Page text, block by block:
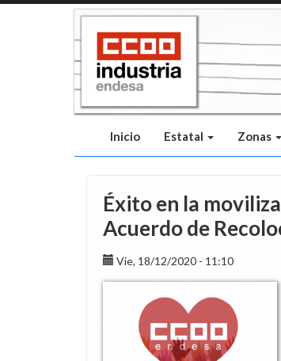
Inicio Estatal Zonas
Éxito en la
Acuerdo de
Vie, 18/12/2020 - 11:10